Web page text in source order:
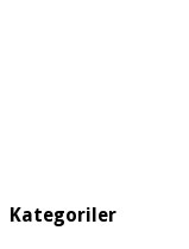
Kategoriler